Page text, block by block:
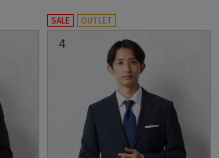
SALE OUTLET
4